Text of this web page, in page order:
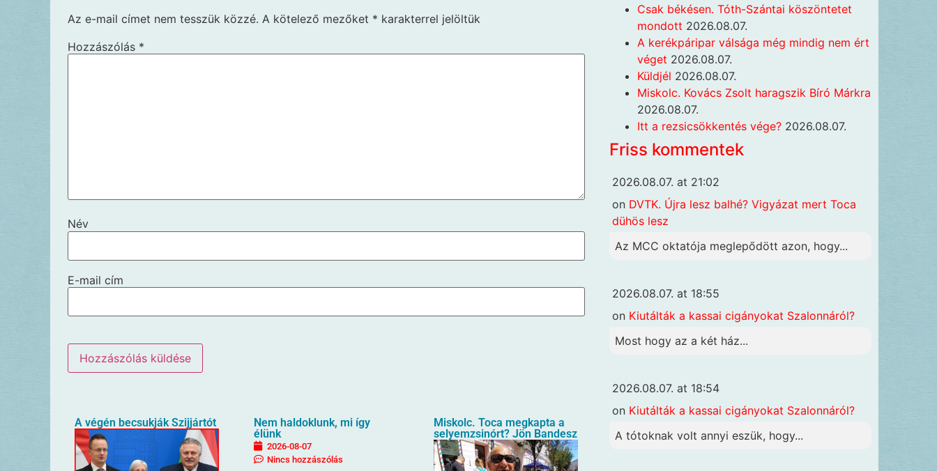
Az e-mail címet nem tesszük közzé. A kötelező mezőket * karakterrel jelöltük
Hozzászólás *
Név
E-mail cím
A végén becsukják Szijjártót
Nem haldoklunk, mi így
élünk
2026-08-07
Nincs hozzászólás
Miskolc. Toca megkapta a
selyemzsinórt? Jön Bandesz
Csak békésen. Tóth-Szántai köszöntetet
mondott 2026.08.07.
A kerékpáripar válsága még mindig nem ért
véget 2026.08.07.
Küldjél 2026.08.07.
Miskolc. Kovács Zsolt haragszik Bíró Márkra
2026.08.07.
Itt a rezsicsökkentés vége? 2026.08.07.
Friss kommentek
2026.08.07. at 21:02
on DVTK. Újra lesz balhé? Vigyázat mert Toca
dühös lesz
Az MCC oktatója meglepődött azon, hogy...
2026.08.07. at 18:55
on Kiutálták a kassai cigányokat Szalonnáról?
Most hogy az a két ház...
2026.08.07. at 18:54
on Kiutálták a kassai cigányokat Szalonnáról?
A tótoknak volt annyi eszük, hogy...